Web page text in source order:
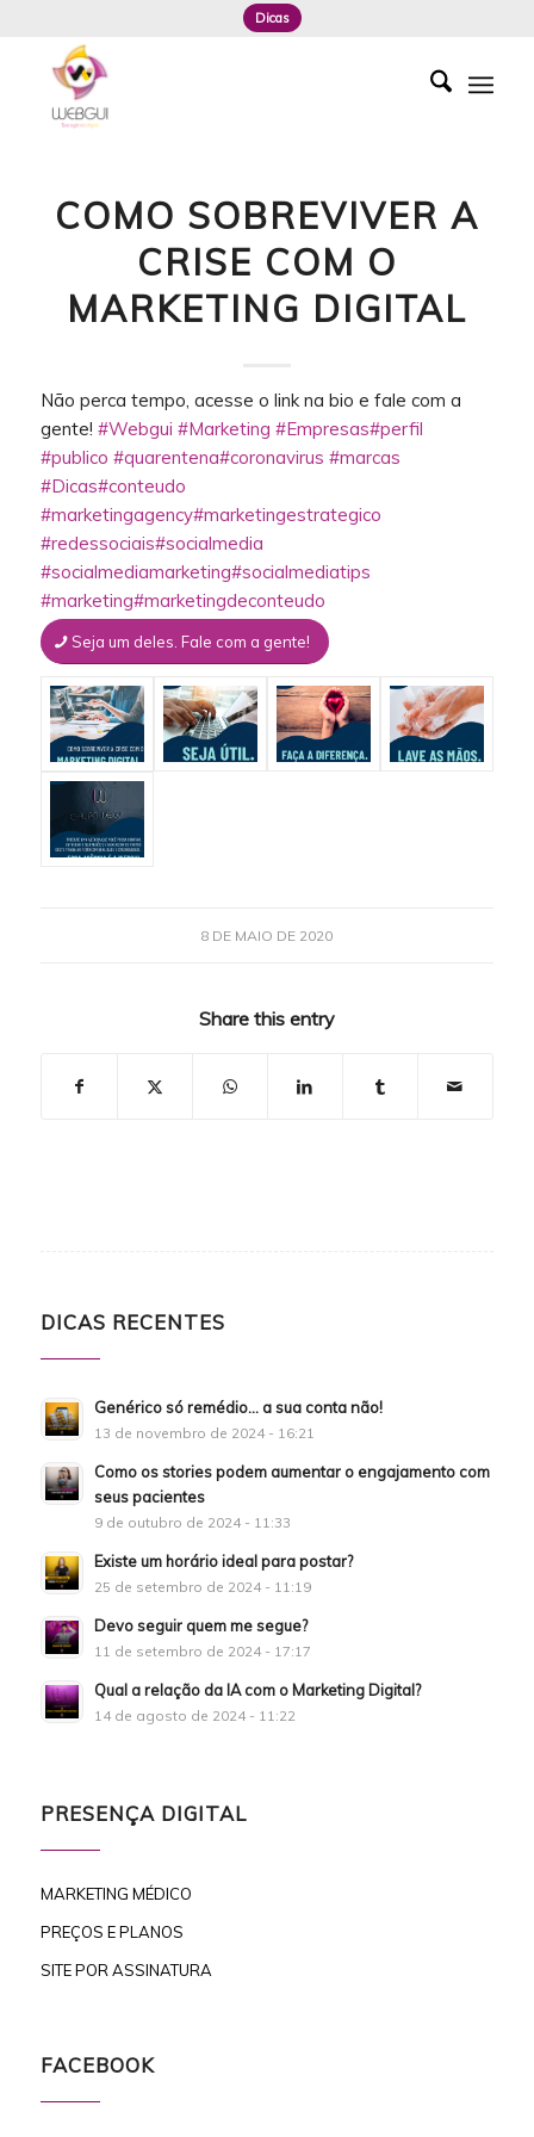
Dicas
COMO SOBREVIVER A
CRISE COM O
MARKETING DIGITAL
Não perca tempo, acesse o link na bio e fale com a
gente! #Webgui #Marketing #Empresas#perfil
#publico #quarentena#coronavirus #marcas
#Dicas#conteudo
#marketingagency#marketingestrategico
#redessociais#socialmedia
#socialmediamarketing#socialmediatips
#marketing#marketingdeconteudo
Seja um deles. Fale com a gente!
8 DE MAIO DE 2020
Share this entry
DICAS RECENTES
Genérico só remédio… a sua conta não!
13 de novembro de 2024 - 16:21
Como os stories podem aumentar o engajamento com
seus pacientes
9 de outubro de 2024 - 11:33
Existe um horário ideal para postar?
25 de setembro de 2024 - 11:19
Devo seguir quem me segue?
11 de setembro de 2024 - 17:17
Qual a relação da IA com o Marketing Digital?
14 de agosto de 2024 - 11:22
PRESENÇA DIGITAL
MARKETING MÉDICO
PREÇOS E PLANOS
SITE POR ASSINATURA
FACEBOOK